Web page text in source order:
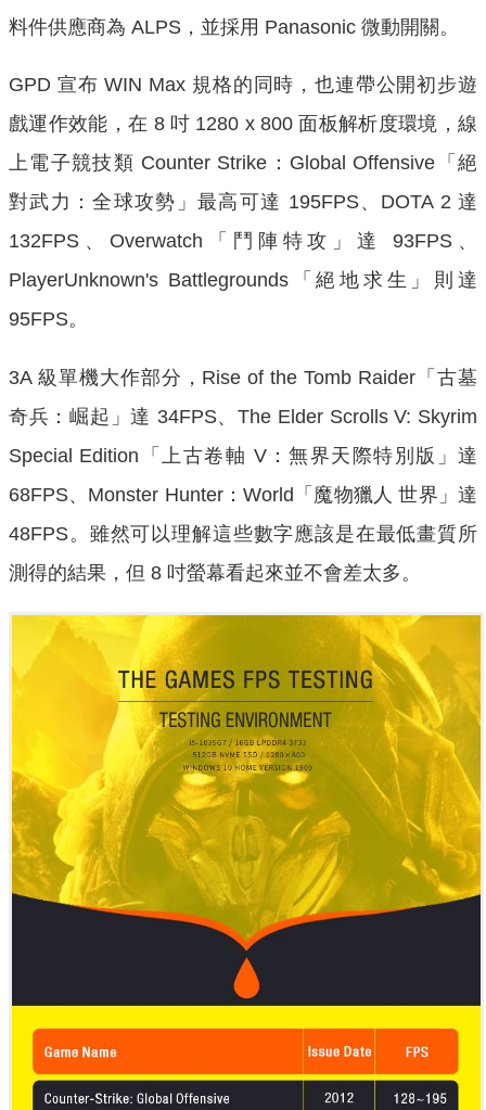
料件供應商為 ALPS，並採用 Panasonic 微動開關。
GPD 宣布 WIN Max 規格的同時，也連帶公開初步遊
戲運作效能，在 8 吋 1280 x 800 面板解析度環境，線
上電子競技類 Counter Strike：Global Offensive「絕
對武力：全球攻勢」最高可達 195FPS、DOTA 2 達
132FPS、Overwatch「鬥陣特攻」達 93FPS、
PlayerUnknown's Battlegrounds「絕地求生」則達
95FPS。
3A 級單機大作部分，Rise of the Tomb Raider「古墓
奇兵：崛起」達 34FPS、The Elder Scrolls V: Skyrim
Special Edition「上古卷軸 V：無界天際特別版」達
68FPS、Monster Hunter：World「魔物獵人 世界」達
48FPS。雖然可以理解這些數字應該是在最低畫質所
測得的結果，但 8 吋螢幕看起來並不會差太多。